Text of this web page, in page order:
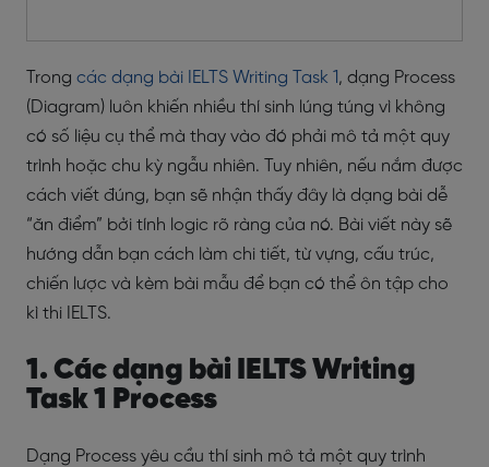
Trong các dạng bài IELTS Writing Task 1, dạng Process
(Diagram) luôn khiến nhiều thí sinh lúng túng vì không
có số liệu cụ thể mà thay vào đó phải mô tả một quy
trình hoặc chu kỳ ngẫu nhiên. Tuy nhiên, nếu nắm được
cách viết đúng, bạn sẽ nhận thấy đây là dạng bài dễ
“ăn điểm” bởi tính logic rõ ràng của nó. Bài viết này sẽ
hướng dẫn bạn cách làm chi tiết, từ vựng, cấu trúc,
chiến lược và kèm bài mẫu để bạn có thể ôn tập cho
kì thi IELTS.
1. Các dạng bài IELTS Writing
Task 1 Process
Dạng Process yêu cầu thí sinh mô tả một quy trình